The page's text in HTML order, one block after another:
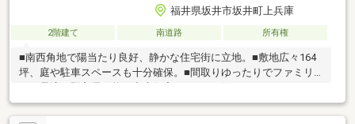
福井県坂井市坂井町上兵庫
2階建て 南道路 所有権
■南西角地で陽当たり良好、静かな住宅街に立地。■敷地広々164
坪、庭や駐車スペースも十分確保。■間取りゆったりでファミリ
さらに快適な住まいにアレンジ可能。